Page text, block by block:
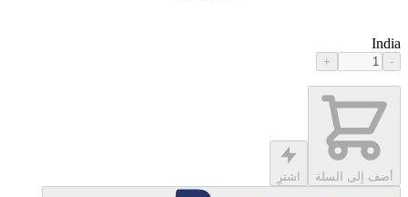
India
-
+
أضف إلى السلة اشترِ